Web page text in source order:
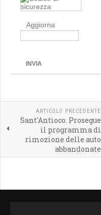
Aggiorna
INVIA
ARTICOLO PRECEDENTE
Sant'Antioco. Prosegue
il programma di
rimozione delle auto
abbandonate